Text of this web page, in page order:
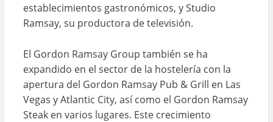
establecimientos gastronómicos, y Studio
Ramsay, su productora de televisión.
El Gordon Ramsay Group también se ha
expandido en el sector de la hostelería con la
apertura del Gordon Ramsay Pub & Grill en Las
Vegas y Atlantic City, así como el Gordon Ramsay
Steak en varios lugares. Este crecimiento